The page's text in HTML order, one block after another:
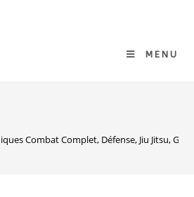
MENU
Combat Complet, Défense, Jiu Jitsu,